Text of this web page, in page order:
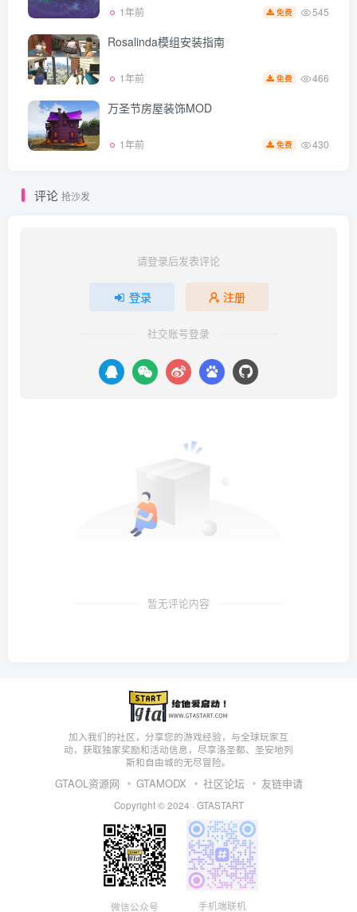
1年前 免费 545
Rosalinda模组安装指南
1年前 免费 466
万圣节房屋装饰MOD
1年前 免费 430
评论 抢沙发
请登录后发表评论
登录 注册
社交账号登录
暂无评论内容
加入我们的社区，分享您的游戏经验，与全球玩家互
动，获取独家奖励和活动信息，尽享洛圣都、圣安地列
斯和自由城的无尽冒险。
GTAOL资源网 GTAMODX 社区论坛 友链申请
Copyright © 2024 · GTASTART
微信公众号 手机端联机